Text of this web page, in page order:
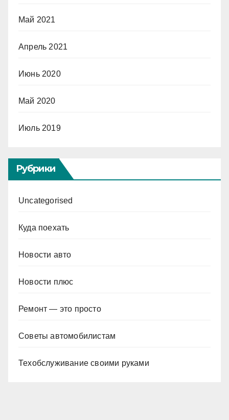
Май 2021
Апрель 2021
Июнь 2020
Май 2020
Июль 2019
Рубрики
Uncategorised
Куда поехать
Новости авто
Новости плюс
Ремонт — это просто
Советы автомобилистам
Техобслуживание своими руками